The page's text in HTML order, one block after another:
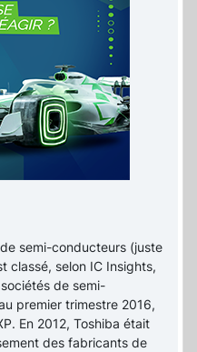
semi-conducteurs (juste
classé, selon IC Insights,
de semi-
premier trimestre 2016,
En 2012, Toshiba était
des fabricants de